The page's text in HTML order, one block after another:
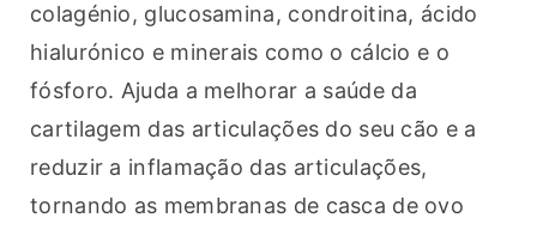
colagénio, glucosamina, condroitina, ácido
hialurónico e minerais como o cálcio e o
fósforo. Ajuda a melhorar a saúde da
cartilagem das articulações do seu cão e a
reduzir a inflamação das articulações,
tornando as membranas de casca de ovo